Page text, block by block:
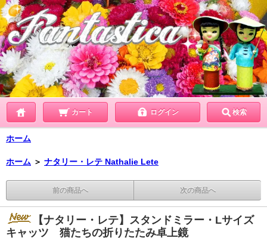
カート ログイン 検索
ホーム
ホーム ＞ ナタリー・レテ Nathalie Lete
前の商品へ 次の商品へ
【ナタリー・レテ】スタンドミラー・Lサイズ
キャッツ 猫たちの折りたたみ卓上鏡